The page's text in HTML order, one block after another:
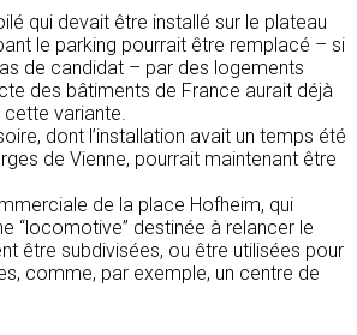
qui devait être installé sur le plateau
le parking pourrait être remplacé – si
de candidat – par des logements
des bâtiments de France aurait déjà
variante.
dont l’installation avait un temps été
de Vienne, pourrait maintenant être
de la place Hofheim, qui
“locomotive” destinée à relancer le
être subdivisées, ou être utilisées pour
comme, par exemple, un centre de